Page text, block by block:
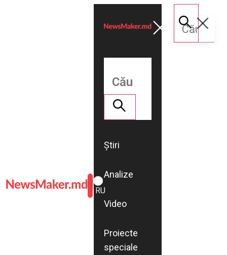
ROMÂNĂ
RU
Știri
Analize
Video
Proiecte
speciale